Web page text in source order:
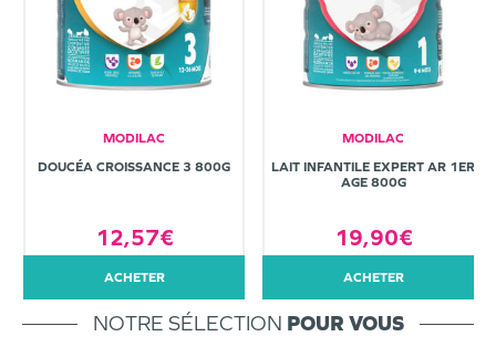
MODILAC
DOUCÉA CROISSANCE 3 800G
12,57€
ACHETER
MODILAC
LAIT INFANTILE EXPERT AR 1ER
AGE 800G
19,90€
ACHETER
NOTRE SÉLECTION POUR VOUS